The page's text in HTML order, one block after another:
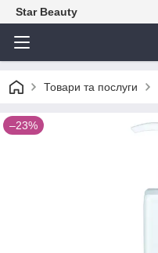
Star Beauty
Товари та послуги
–23%